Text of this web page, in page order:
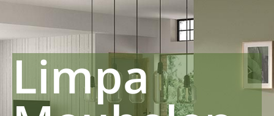
Limpa